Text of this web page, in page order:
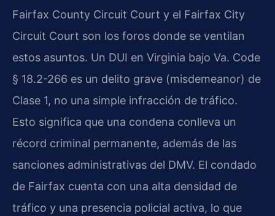
Fairfax County Circuit Court y el Fairfax City
Circuit Court son los foros donde se ventilan
estos asuntos. Un DUI en Virginia bajo Va. Code
§ 18.2-266 es un delito grave (misdemeanor) de
Clase 1, no una simple infracción de tráfico.
Esto significa que una condena conlleva un
récord criminal permanente, además de las
sanciones administrativas del DMV. El condado
de Fairfax cuenta con una alta densidad de
tráfico y una presencia policial activa, lo que